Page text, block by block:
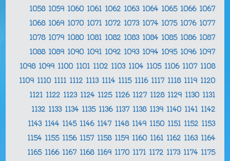
1058 1059 1060 1061 1062 1063 1064 1065 1066 1067
1068 1069 1070 1071 1072 1073 1074 1075 1076 1077
1078 1079 1080 1081 1082 1083 1084 1085 1086 1087
1088 1089 1090 1091 1092 1093 1094 1095 1096 1097
1098 1099 1100 1101 1102 1103 1104 1105 1106 1107 1108
1109 1110 1111 1112 1113 1114 1115 1116 1117 1118 1119 1120
1121 1122 1123 1124 1125 1126 1127 1128 1129 1130 1131
1132 1133 1134 1135 1136 1137 1138 1139 1140 1141 1142
1143 1144 1145 1146 1147 1148 1149 1150 1151 1152 1153
1154 1155 1156 1157 1158 1159 1160 1161 1162 1163 1164
1165 1166 1167 1168 1169 1170 1171 1172 1173 1174 1175